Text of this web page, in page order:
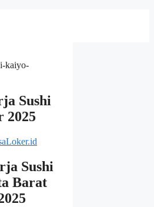
Sushi
2025
Sushi
Barat